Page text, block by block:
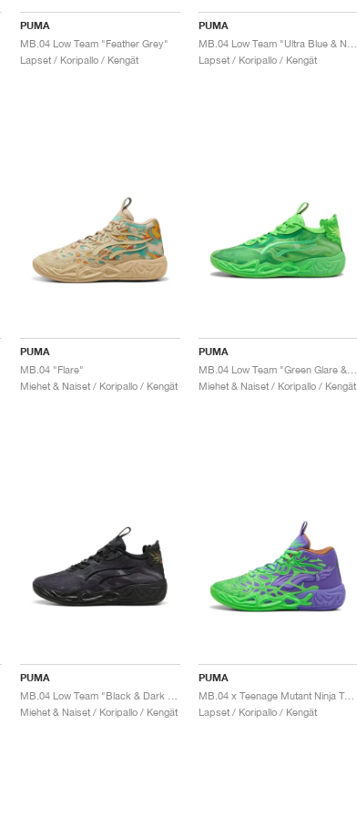
PUMA
MB.04 Low Team "Feather Grey"
Lapset / Koripallo / Kengät
PUMA
Lapset / Koripallo / Kengät
PUMA
MB.04 "Flare"
Miehet & Naiset / Koripallo / Kengät
PUMA
Miehet & Naiset / Koripallo / Kengät
PUMA
Miehet & Naiset / Koripallo / Kengät
PUMA
MB.04 x Teenage Mutant Ninja Turtles "Donatello & Raphael"
Lapset / Koripallo / Kengät